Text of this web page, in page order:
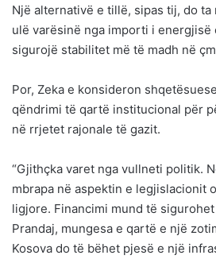
Një alternativë e tillë, sipas tij, do
ulë varësinë nga importi i energjisë
sigurojë stabilitet më të madh në
Por, Zeka e konsideron
qëndrimi të qartë institucional për
në rrjetet rajonale të gazit.
“Gjithçka varet nga vullneti politik.
mbrapa në aspektin e legjislacionit
ligjore. Financimi mund të
Prandaj, mungesa e qartë e një
Kosova do të bëhet pjesë e një